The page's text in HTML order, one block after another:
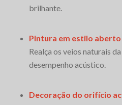
brilhante.
Pintura em estilo
Realça os veios naturais
desempenho acústico.
Decoração do orifício